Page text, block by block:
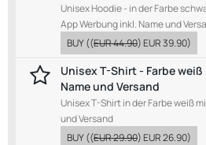
Unisex Hoodie - in der Farbe
App Werbung inkl. Name und
BUY((EUR 44.90)EUR 39.90)
Unisex T-Shirt - Farbe
Name und Versand
Unisex T-Shirt in der Farbe weiß
und Versand
BUY((EUR 29.90)EUR 26.90)